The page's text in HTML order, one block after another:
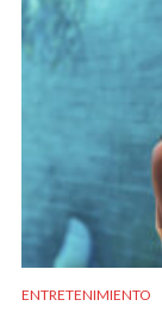
ENTRETENIMIENTO